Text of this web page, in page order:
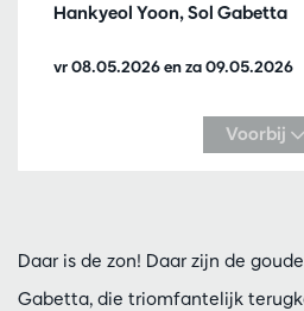
Hankyeol Yoon, Sol Gabetta
vr 08.05.2026enza 09.05.2026
Voorbij
Daar is de zon! Daar zijn de
Gabetta, die triomfantelijk